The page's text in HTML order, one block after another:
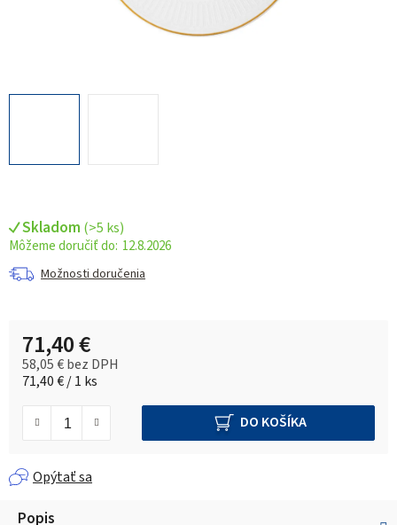
Skladom (>5 ks)
12.8.2026
Možnosti doručenia
71,40 €
58,05 € bez DPH
Jednotková cena:
71,40 € / 1 ks
DO KOŠÍKA
Opýtať sa
Popis